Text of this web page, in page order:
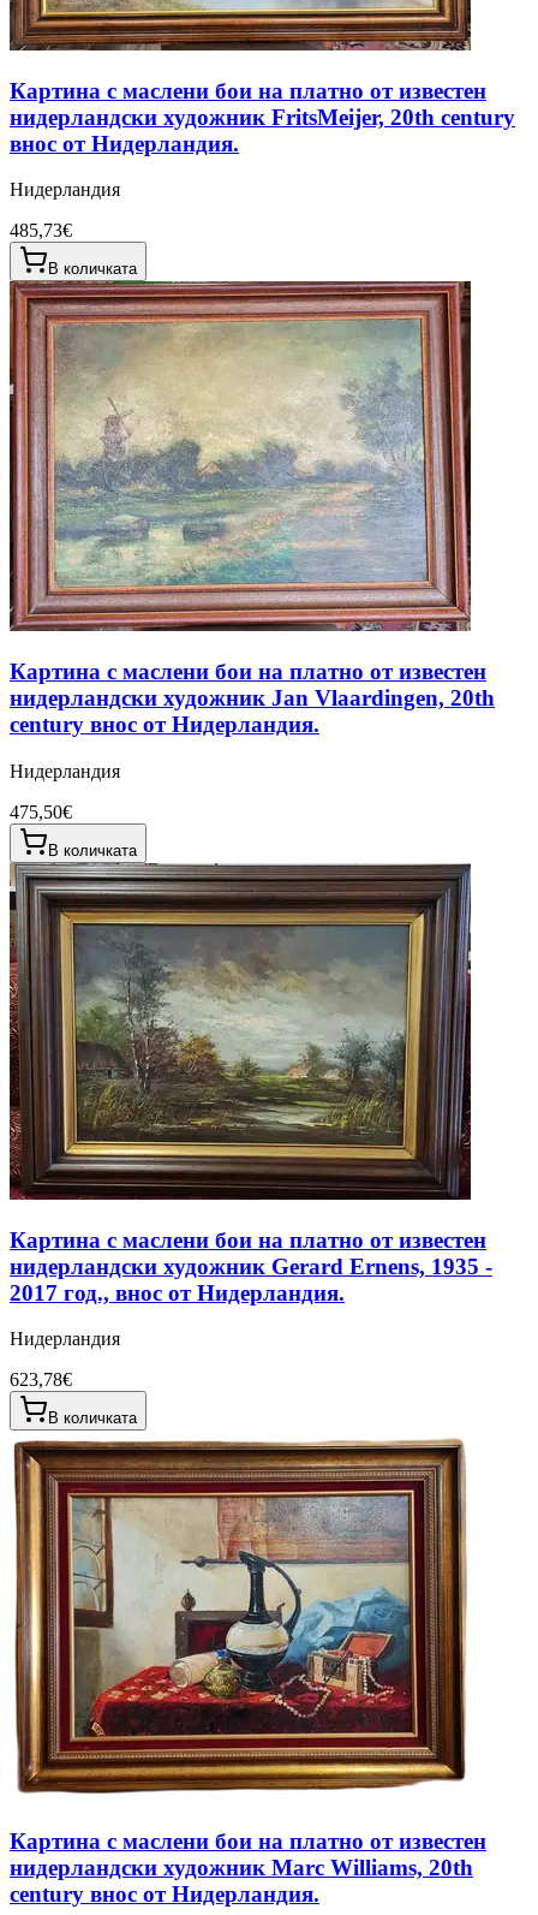
Картина с маслени бои на платно от известен
нидерландски художник FritsMeijer, 20th century
внос от Нидерландия.
Нидерландия
485,73€
В количката
Картина с маслени бои на платно от известен
нидерландски художник Jan Vlaardingen, 20th
century внос от Нидерландия.
Нидерландия
475,50€
В количката
Картина с маслени бои на платно от известен
нидерландски художник Gerard Ernens, 1935 -
2017 год., внос от Нидерландия.
Нидерландия
623,78€
В количката
Картина с маслени бои на платно от известен
нидерландски художник Marc Williams, 20th
century внос от Нидерландия.